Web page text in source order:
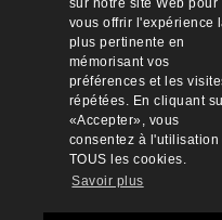
vous offrir l'expérience
plus pertinente en
mémorisant vos
préférences et les
répétées. En cliquant
«Accepter», vous
consentez à l'utilisation
TOUS les cookies.
Savoir plus